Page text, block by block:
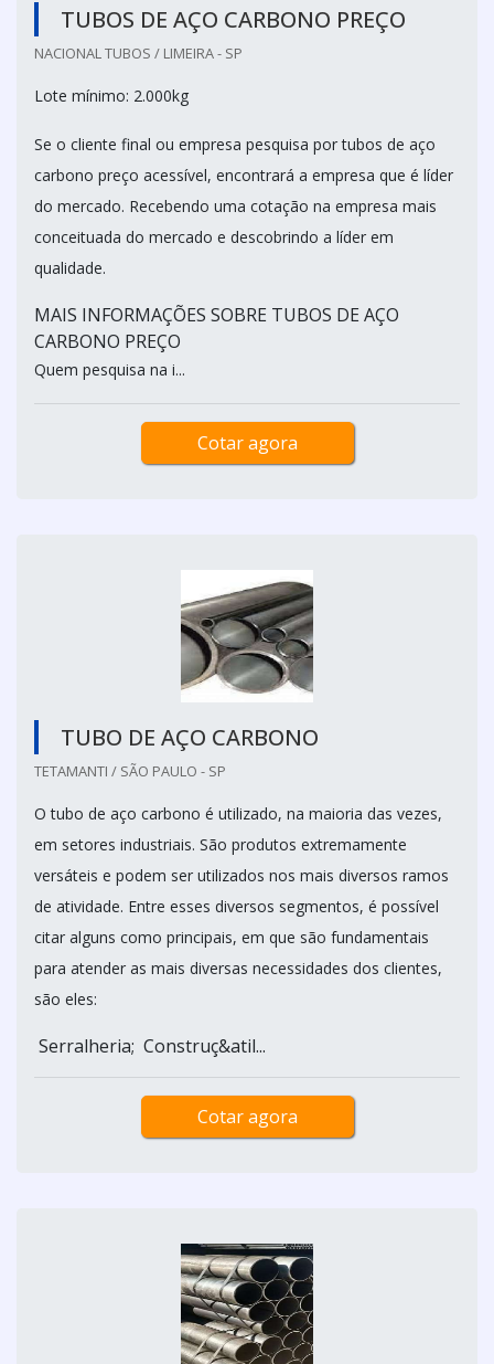
TUBOS DE AÇO CARBONO PREÇO
NACIONAL TUBOS / LIMEIRA - SP
Lote mínimo: 2.000kg
Se o cliente final ou empresa pesquisa por tubos de aço
carbono preço acessível, encontrará a empresa que é líder
do mercado. Recebendo uma cotação na empresa mais
conceituada do mercado e descobrindo a líder em
qualidade.
MAIS INFORMAÇÕES SOBRE TUBOS DE AÇO
CARBONO PREÇO
Quem pesquisa na i...
Cotar agora
TUBO DE AÇO CARBONO
TETAMANTI / SÃO PAULO - SP
O tubo de aço carbono é utilizado, na maioria das vezes,
em setores industriais. São produtos extremamente
versáteis e podem ser utilizados nos mais diversos ramos
de atividade. Entre esses diversos segmentos, é possível
citar alguns como principais, em que são fundamentais
para atender as mais diversas necessidades dos clientes,
são eles:
Serralheria; Construç&atil...
Cotar agora